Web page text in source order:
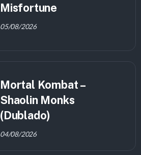
Misfortune
05/08/2026
Mortal Kombat –
Shaolin Monks
(Dublado)
04/08/2026